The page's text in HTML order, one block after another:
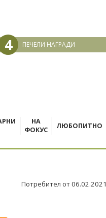
4 ПЕЧЕЛИ НАГРАДИ
НА
ФОКУС
ЛЮБОПИТНО
Потребител от 06.02.2021